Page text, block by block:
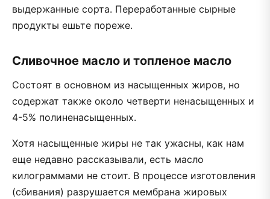
выдержанные сорта. Переработанные сырные
продукты ешьте пореже.
Сливочное масло и топленое масло
Состоят в основном из насыщенных жиров, но
содержат также около четверти ненасыщенных и
4-5% полиненасыщенных.
Хотя насыщенные жиры не так ужасны, как нам
еще недавно рассказывали, есть масло
килограммами не стоит. В процессе изготовления
(сбивания) разрушается мембрана жировых